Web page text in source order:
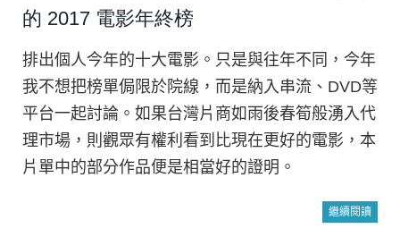
的 2017 電影年終榜
排出個人今年的十大電影。只是與往年不同，今年
我不想把榜單侷限於院線，而是納入串流、DVD等
平台一起討論。如果台灣片商如雨後春筍般湧入代
理市場，則觀眾有權利看到比現在更好的電影，本
片單中的部分作品便是相當好的證明。
繼續閱讀